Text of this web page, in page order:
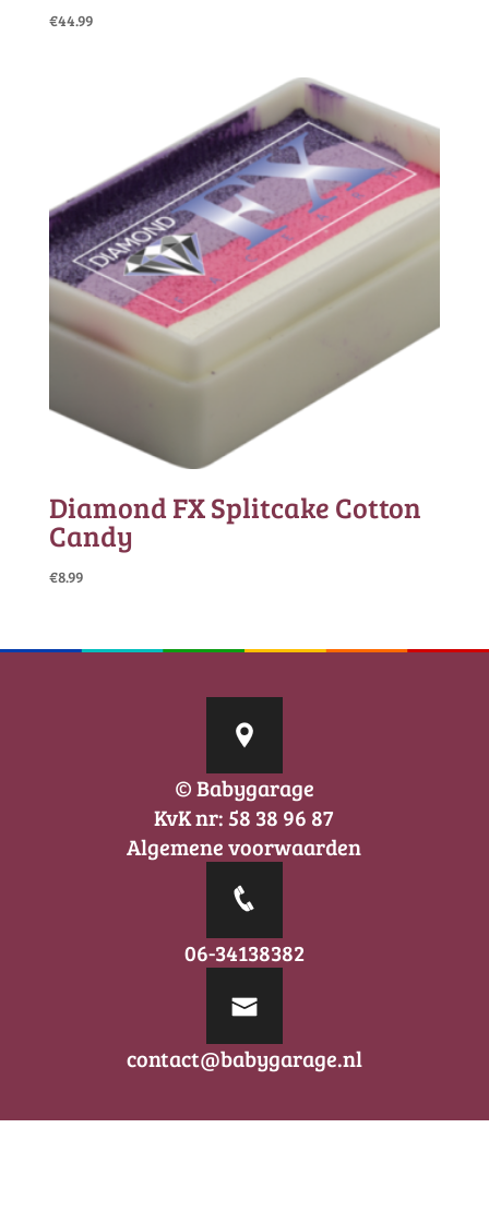
€44.99
Diamond FX Splitcake Cotton
Candy
€8.99
© Babygarage
KvK nr: 58 38 96 87
Algemene voorwaarden
06-34138382
contact@babygarage.nl